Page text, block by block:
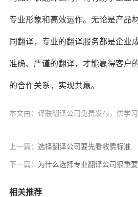
专业形象和高效运作。无论是产品
同翻译，专业的翻译服务都是企业
准确、严谨的翻译，才能赢得客户
的合作关系，实现共赢。
本文由：译联翻译公司免费发布，供学
上一篇： 选择翻译公司要先看收费标准
下一篇： 为什么选择专业翻译公司很重要
相关推荐